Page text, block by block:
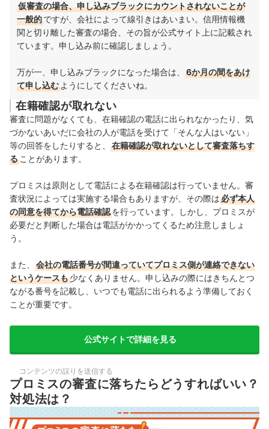
仮審査の場合、申し込みブラックにカウントされないことが
一般的ですが、会社によって線引きはあいまい。 信用情報機
関と切り離した審査の場合、その旨が公式サイト上に記載され
ています。申し込み前に確認しましょう。
万が一、申し込みブラックになった場合は、
6か月の間をあけ
て申し込む ようにしてくださいね。
在籍確認が取れない
審査に問題がなくても、在籍確認の電話に出られなかったり、気
づかないあいだに会社の人が電話を受けて「そんな人はいない」
等の回答をしたりすると、
在籍確認が取れないとして審査落ちす
る ことがあります。
プロミスは原則として電話による在籍確認は行っていません。審
査状況によっては実施する場合もありますが、その際は必ず本人
の同意を得てから電話確認を行っています。しかし、プロミスが
必要だと判断した場合は電話がかかってくるため注意しましょ
う。
また、
会社の電話番号が間違っていてプロミス側が連絡できない
というケースも少なくありません。申し込みの際にはきちんとつ
ながる番号を記載し、いつでも電話に出られるよう準備しておく
ことが重要です。
公式サイトで詳細を見る
コンテンツの誤りを送信する
プロミスの審査に落ちたらどうすればいい？
対処法は？